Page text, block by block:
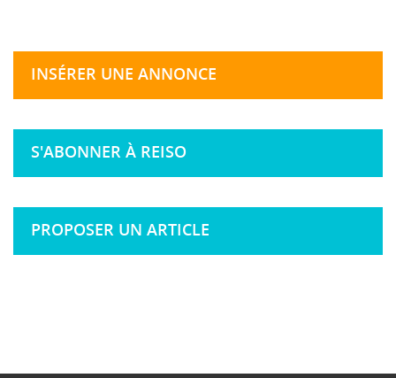
INSÉRER UNE ANNONCE
S'ABONNER À REISO
PROPOSER UN ARTICLE